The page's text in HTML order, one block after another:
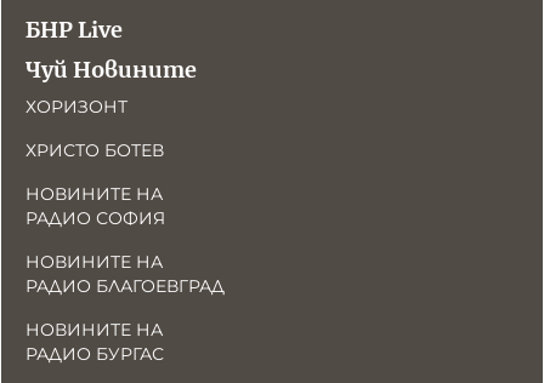
БНР Live
Чуй Новините
ХОРИЗОНТ
ХРИСТО БОТЕВ
НОВИНИТЕ НА
РАДИО СОФИЯ
НОВИНИТЕ НА
РАДИО БЛАГОЕВГРАД
НОВИНИТЕ НА
РАДИО БУРГАС